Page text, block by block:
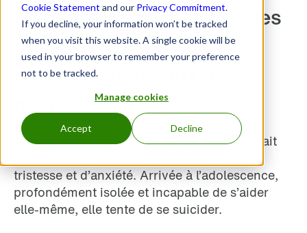
Cookie Statement and our Privacy Commitment.
If you decline, your information won’t be tracked
when you visit this website. A single cookie will be
used in your browser to remember your preference
not to be tracked.
Manage cookies
Accept Decline
La gestion participative des
patients : de meilleurs
résultats médicaux à
moindre coût
Chaque jour, la petite Alicia Raimundo devait
tristesse et d’anxiété. Arrivée à l’adolescence,
profondément isolée et incapable de s’aider
elle-même, elle tente de se suicider.